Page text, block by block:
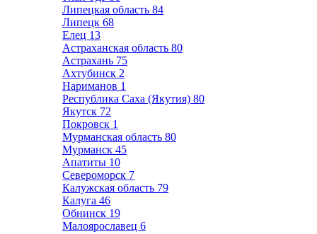
Липецкая область 84
Липецк 68
Елец 13
Астраханская область 80
Астрахань 75
Ахтубинск 2
Нариманов 1
Республика Саха (Якутия) 80
Якутск 72
Покровск 1
Мурманская область 80
Мурманск 45
Апатиты 10
Североморск 7
Калужская область 79
Калуга 46
Обнинск 19
Малоярославец 6